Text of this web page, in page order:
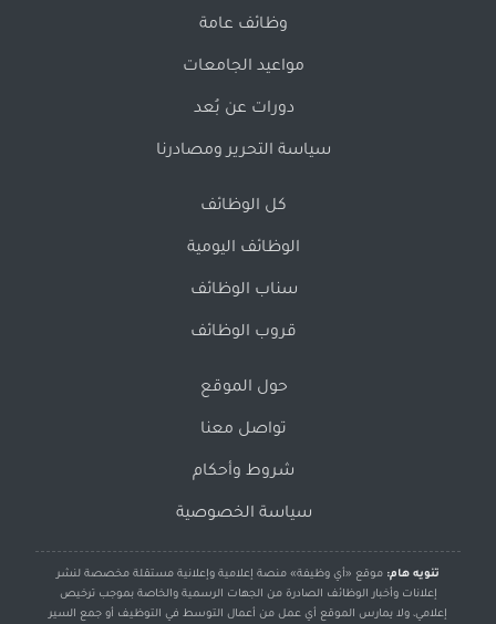
وظائف عامة
مواعيد الجامعات
دورات عن بُعد
سياسة التحرير ومصادرنا
كل الوظائف
الوظائف اليومية
سناب الوظائف
قروب الوظائف
حول الموقع
تواصل معنا
شروط وأحكام
سياسة الخصوصية
تنويه هام: موقع «أي وظيفة» منصة إعلامية وإعلانية مستقلة مخصصة لنشر
إعلانات وأخبار الوظائف الصادرة من الجهات الرسمية والخاصة بموجب ترخيص
إعلامي، ولا يمارس الموقع أي عمل من أعمال التوسط في التوظيف أو جمع السير